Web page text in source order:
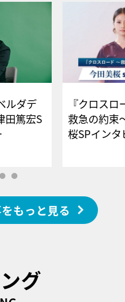
ルダデ
田篤宏S
ュー
『クロス
救急の約束
桜SPイ
もっと見る
グ